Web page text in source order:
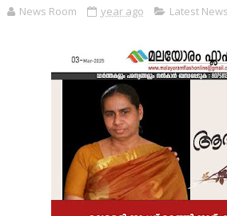
News Room year ago Latest News